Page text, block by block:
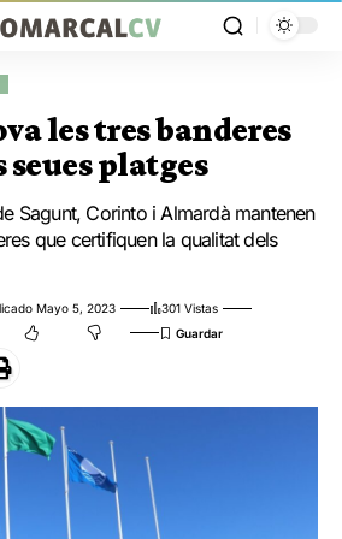
les tres banderes
seues platges
Sagunt, Corinto i Almardà mantenen
que certifiquen la qualitat dels
Mayo 5, 2023
301 Vistas